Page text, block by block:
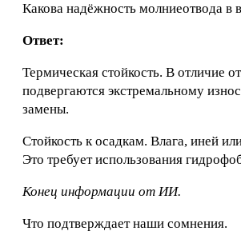
Какова надёжность молниеотвода в
Ответ:
Термическая стойкость. В отличие
подвергаются экстремальному
замены.
Стойкость к осадкам. Влага, иней
Это требует использования
Конец информации от ИИ.
Что подтверждает наши сомнения.